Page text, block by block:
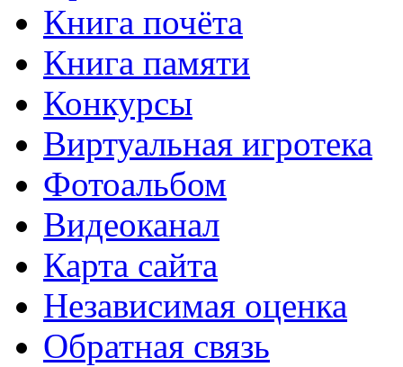
Книга почёта
Книга памяти
Конкурсы
Виртуальная игротека
Фотоальбом
Видеоканал
Карта сайта
Независимая оценка
Обратная связь